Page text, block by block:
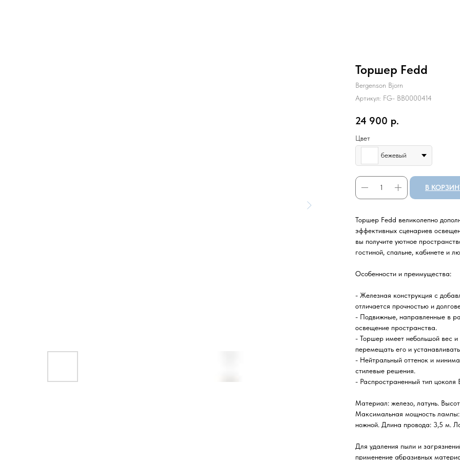
Торшер Fedd
Bergenson Bjorn
Артикул: FG- BB0000414
24 900 р.
Цвет
бежевый
В
Торшер Fedd великолепно
эффективных сценариев
вы получите уютное
гостиной, спальне, кабинете и
Особенности и преимущества:
- Железная конструкция с
отличается прочностью и
- Подвижные, направленные в
освещение пространства.
- Торшер имеет небольшой вес
перемещать его и
- Нейтральный оттенок и
стилевые решения.
- Распространенный тип цоколя
Материал: железо, латунь.
Максимальная мощность
ножной. Длина провода: 3,5 м.
Для удаления пыли и
применение абразивных